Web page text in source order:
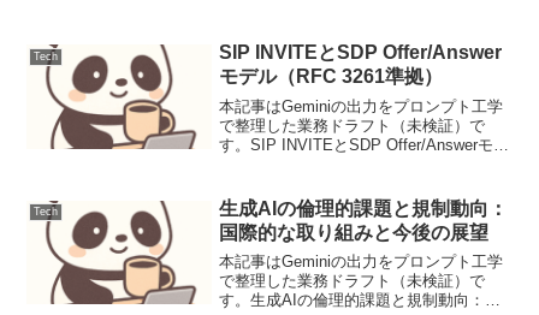
AD（Microsof...
Tech
SIP INVITEとSDP Offer/Answer
モデル（RFC 3261準拠）
本記事はGeminiの出力をプロンプト工学
で整理した業務ドラフト（未検証）で
す。SIP INVITEとSDP Offer/Answerモデ
Tech
生成AIの倫理的課題と規制動向：
国際的な取り組みと今後の展望
本記事はGeminiの出力をプロンプト工学
で整理した業務ドラフト（未検証）で
す。生成AIの倫理的課題と規制動向：国